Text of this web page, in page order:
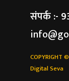
संपर्क :-
COPYRIGHT
Digital Seva